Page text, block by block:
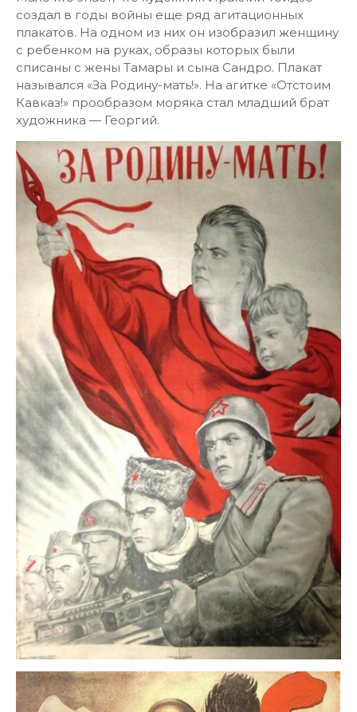
создал в годы войны еще ряд агитационных
плакатов. На одном из них он изобразил женщину
с ребенком на руках, образы которых были
списаны с жены Тамары и сына Сандро. Плакат
назывался «За Родину-мать!». На агитке «Отстоим
Кавказ!» прообразом моряка стал младший брат
художника — Георгий.